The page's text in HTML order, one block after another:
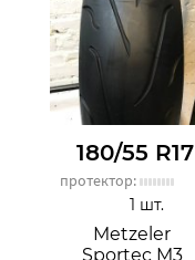
180/55 R17
протектор:
Metzeler
Sportec M3
1 шт.